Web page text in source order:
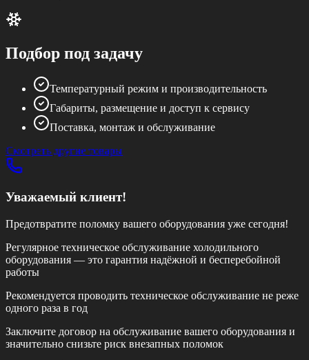
Подбор под задачу
Температурный режим и производительность
Габариты, размещение и доступ к сервису
Поставка, монтаж и обслуживание
Смотреть другие товары
Уважаемый клиент!
Предотвратите поломку вашего оборудования уже сегодня!
Регулярное техническое обслуживание холодильного
оборудования — это гарантия надёжной и бесперебойной
работы
Рекомендуется проводить техническое обслуживание не реже
одного раза в год
Заключите договор на обслуживание вашего оборудования и
значительно снизьте риск внезапных поломок